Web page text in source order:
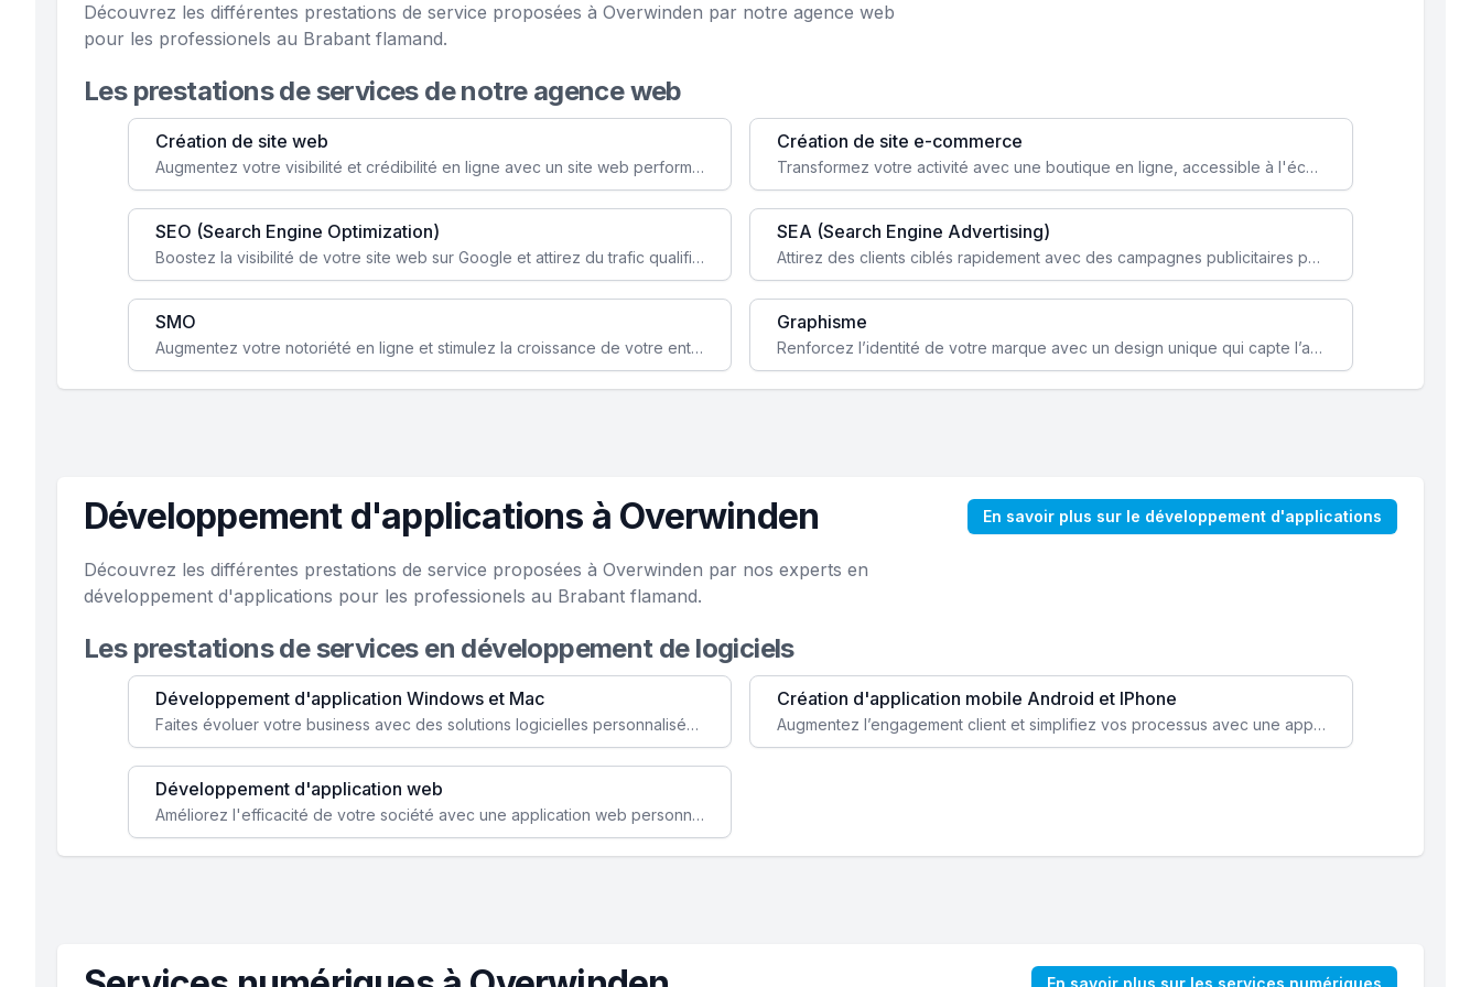
Découvrez les différentes prestations de service proposées à Overwinden par notre agence web
pour les professionels au Brabant flamand.
Les prestations de services de notre agence web
Création de site web
Augmentez votre visibilité et crédibilité en ligne avec un site web performant, conçu pour attirer plus de clients.
Création de site e-commerce
Transformez votre activité avec une boutique en ligne, accessible à l'échelle mondiale 24/7.
SEO (Search Engine Optimization)
Boostez la visibilité de votre site web sur Google et attirez du trafic qualifié grâce à nos stratégies SEO.
SEA (Search Engine Advertising)
Attirez des clients ciblés rapidement avec des campagnes publicitaires payantes optimisées pour vos objectifs.
SMO
Augmentez votre notoriété en ligne et stimulez la croissance de votre entreprise grâce à une stratégie sociale sur mesure.
Graphisme
Renforcez l’identité de votre marque avec un design unique qui capte l’attention et engage vos clients.
Développement d'applications à Overwinden En savoir plus sur le développement d'applications
Découvrez les différentes prestations de service proposées à Overwinden par nos experts en
développement d'applications pour les professionels au Brabant flamand.
Les prestations de services en développement de logiciels
Développement d'application Windows et Mac
Faites évoluer votre business avec des solutions logicielles personnalisées, parfaitement adaptées à vos besoins spécifiques.
Création d'application mobile Android et IPhone
Augmentez l’engagement client et simplifiez vos processus avec une application mobile sur mesure, disponible sur iOS et Android.
Développement d'application web
Améliorez l'efficacité de votre société avec une application web personnalisée accessible partout et tout le temps.
En savoir plus sur les services numériques